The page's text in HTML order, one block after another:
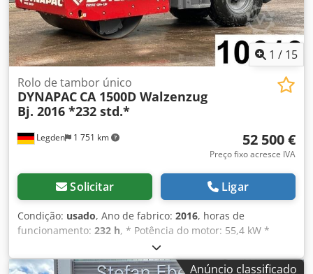
1 / 15
Legden 1 751 km
Rolo de tambor único
DYNAPAC CA 1500D Walzenzug
Bj. 2016 *232 std.*
52 500 €
Preço fixo acresce IVA
Solicitar Ligar
Condição: usado, Ano de fabrico: 2016, horas de
funcionamento: 232 h, * Potência do motor: 55,4 kW *
Peso: 8.500 kg Chsdpfxovyx Eys Airea * Horas de
funcionamento: 216 h * Modelo: CA1500D -----Número
Anúncio classificado